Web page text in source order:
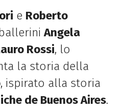
e Roberto
Angela
Rossi, lo
la storia della
, ispirato alla storia
de Buenos Aires.